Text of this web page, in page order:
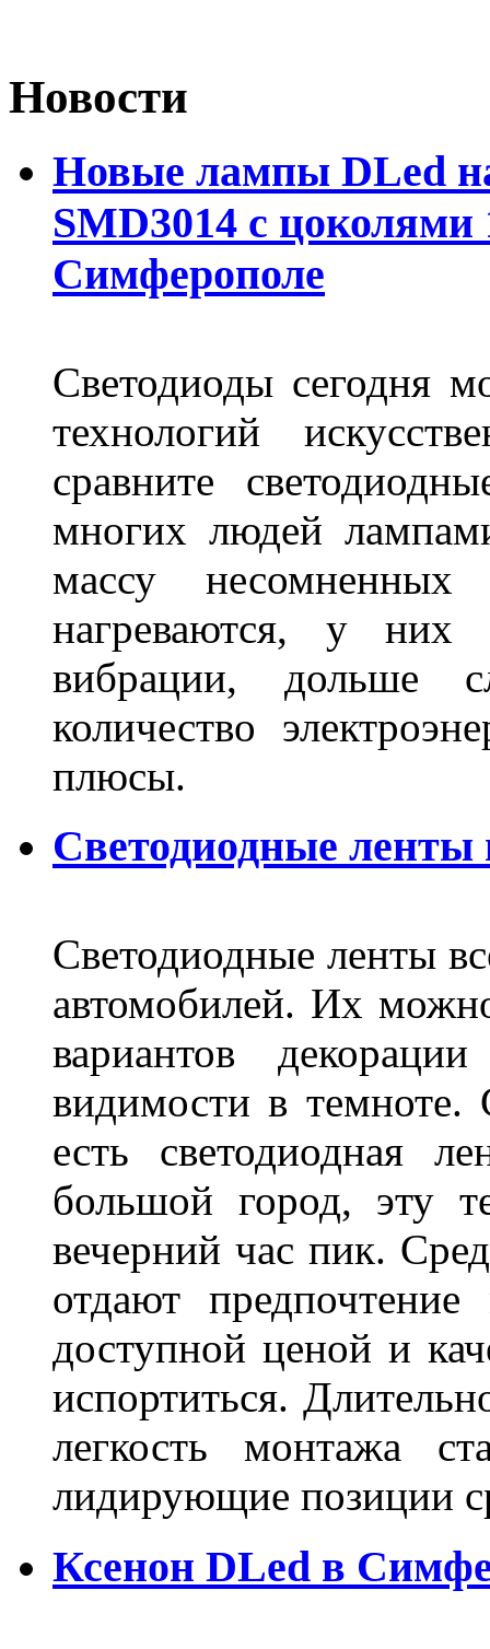
Новости
Новые лампы DLed
SMD3014 с цоколями
Симферополе
Светодиоды сегодня
технологий
сравните
многих людей
массу
нагреваются, у них
вибрации, дольше
количество
плюсы.
Светодиодные
Светодиодные ленты
автомобилей. Их
вариантов
видимости в темноте.
есть светодиодная
большой город, эту
вечерний час пик.
отдают
доступной ценой и
испортиться.
легкость монтажа
лидирующие
Ксенон DLed в